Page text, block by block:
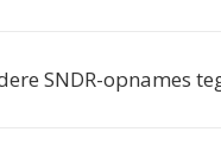
SNDR-opnames